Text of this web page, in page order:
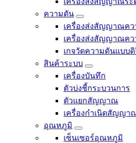
ความดัน
เครื่องส่งสัญญาณค
เครื่องส่งสัญญาณคว
เกจวัดความดันแบบ
สินค้าระบบ
เครื่องบันทึก
ตัวบ่งชี้กระบวนการ
ตัวแยกสัญญาณ
เครื่องกำเนิดสัญญา
อุณหภูมิ
เซ็นเซอร์อุณหภูมิ